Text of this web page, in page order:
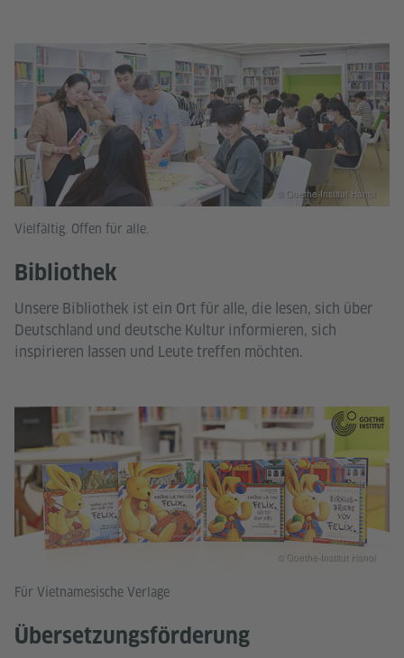
Vielfältig. Offen für alle.
Bibliothek
Unsere Bibliothek ist ein Ort für alle, die lesen, sich über
Deutschland und deutsche Kultur informieren, sich
inspirieren lassen und Leute treffen möchten.
© Goethe-Institut Hanoi
Für Vietnamesische Verlage
Übersetzungsförderung
© Goethe-Institut Hanoi